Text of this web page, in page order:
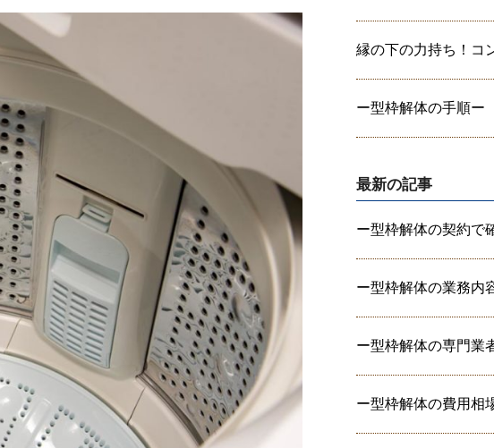
縁の下の力持ち！コ
ー型枠解体の手順ー
最新の記事
ー型枠解体の契約で
ー型枠解体の業務内
ー型枠解体の専門業
ー型枠解体の費用相